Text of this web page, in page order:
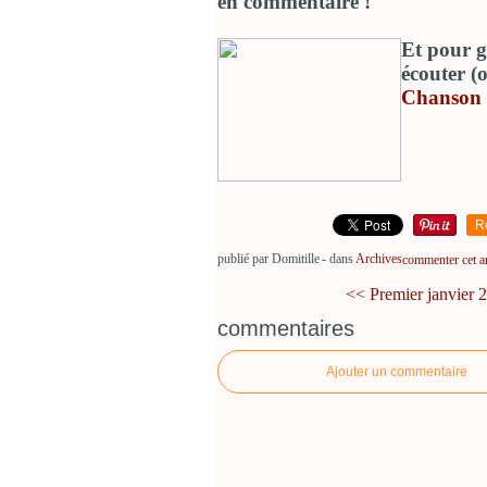
Et pour
écouter
publié par Domitille- dansArchivescommenter cet
<< Premier janvier
commentaires
Ajouter un commentaire